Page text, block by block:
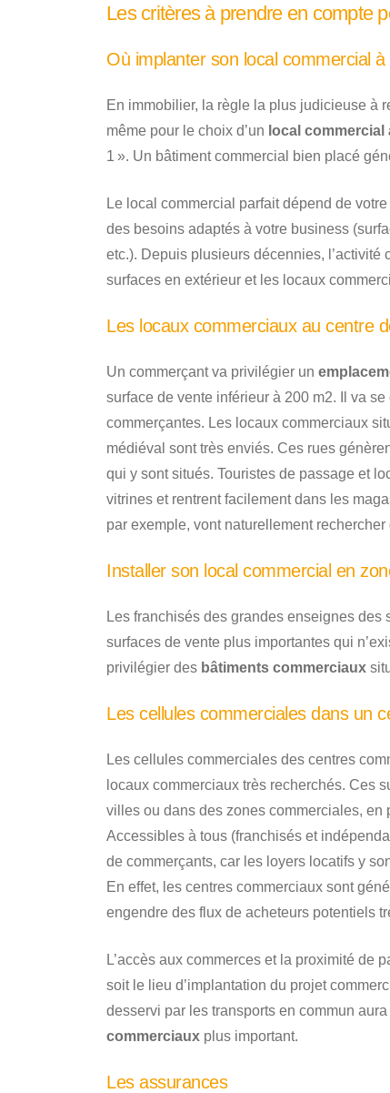
Les critères à prendre en compte
Où implanter son local commercial à
En immobilier, la règle la plus judicieuse à
même pour le choix d’un local commercial
1 ». Un bâtiment commercial bien placé
Le local commercial parfait dépend de
des besoins adaptés à votre business
etc.). Depuis plusieurs décennies,
surfaces en extérieur et les locaux
Les locaux commerciaux au centre
Un commerçant va privilégier un
surface de vente inférieur à 200 m2. Il va
commerçantes. Les locaux commerciaux
médiéval sont très enviés. Ces rues
qui y sont situés. Touristes de passage et
vitrines et rentrent facilement dans les
par exemple, vont naturellement
Installer son local commercial en
Les franchisés des grandes enseignes des
surfaces de vente plus importantes qui
privilégier des bâtiments commerciaux
Les cellules commerciales dans un
Les cellules commerciales des centres
locaux commerciaux très recherchés. Ces
villes ou dans des zones commerciales,
Accessibles à tous (franchisés et
de commerçants, car les loyers locatifs y
En effet, les centres commerciaux sont
engendre des flux de acheteurs potentiels
L’accès aux commerces et la proximité de
soit le lieu d’implantation du projet
desservi par les transports en commun
commerciaux plus important.
Les assurances